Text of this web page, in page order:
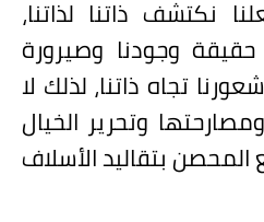
نكتشف ذاتنا لذاتنا،
وجودنا وصيرورة
تجاه ذاتنا، لذلك لا
وتحرير الخيال
بتقاليد الأسلاف